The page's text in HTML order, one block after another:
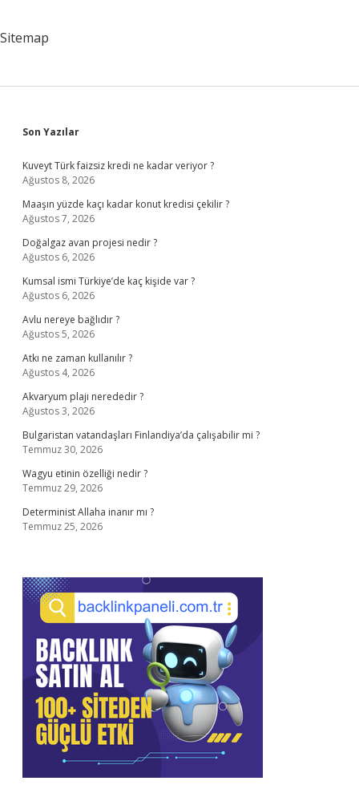
Sitemap
Sidebar
Son Yazılar
Kuveyt Türk faizsiz kredi ne kadar veriyor ?
Ağustos 8, 2026
Maaşın yüzde kaçı kadar konut kredisi çekilir ?
Ağustos 7, 2026
Doğalgaz avan projesi nedir ?
Ağustos 6, 2026
Kumsal ismi Türkiye’de kaç kişide var ?
Ağustos 6, 2026
Avlu nereye bağlıdır ?
Ağustos 5, 2026
Atkı ne zaman kullanılır ?
Ağustos 4, 2026
Akvaryum plajı nerededir ?
Ağustos 3, 2026
Bulgaristan vatandaşları Finlandiya’da çalışabilir mi ?
Temmuz 30, 2026
Wagyu etinin özelliği nedir ?
Temmuz 29, 2026
Determinist Allaha inanır mı ?
Temmuz 25, 2026